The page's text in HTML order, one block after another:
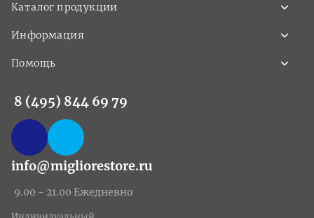
Каталог продукции
Информация
Помощь
8 (495) 844 69 79
info@migliorestore.ru
9.00 - 21.00 Ежедневно